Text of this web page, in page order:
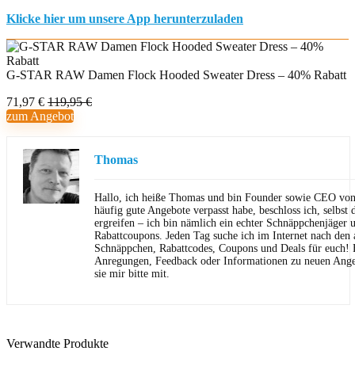
Klicke hier um unsere App herunterzuladen
G-STAR RAW Damen Flock Hooded Sweater Dress – 40% Rabatt
71,97 € 119,95 €
zum Angebot
Thomas
Hallo, ich heiße Thomas und bin Founder sowie CEO
häufig gute Angebote verpasst habe, beschloss ich,
ergreifen – ich bin nämlich ein echter Schnäppchenjäger
Rabattcoupons. Jeden Tag suche ich im Internet nach den
Schnäppchen, Rabattcodes, Coupons und Deals für euch!
Anregungen, Feedback oder Informationen zu neuen
sie mir bitte mit.
Verwandte Produkte